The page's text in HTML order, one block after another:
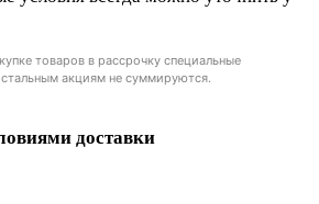
товаров в рассрочку специальные
акциям не суммируются.
доставки